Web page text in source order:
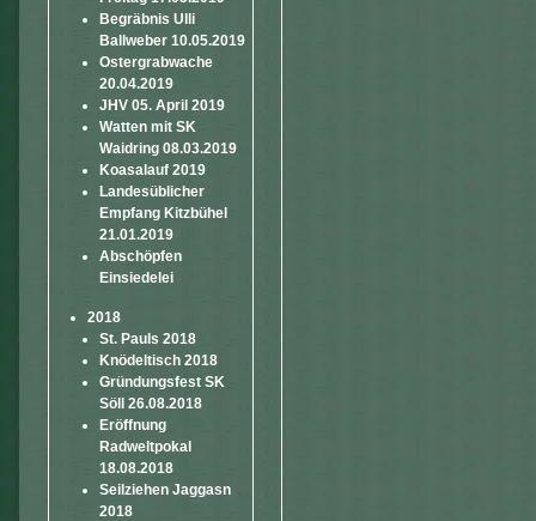
Begräbnis Ulli
Ballweber 10.05.2019
Ostergrabwache
20.04.2019
JHV 05. April 2019
Watten mit SK
Waidring 08.03.2019
Koasalauf 2019
Landesüblicher
Empfang Kitzbühel
21.01.2019
Abschöpfen
Einsiedelei
2018
St. Pauls 2018
Knödeltisch 2018
Gründungsfest SK
Söll 26.08.2018
Eröffnung
Radweltpokal
18.08.2018
Seilziehen Jaggasn
2018